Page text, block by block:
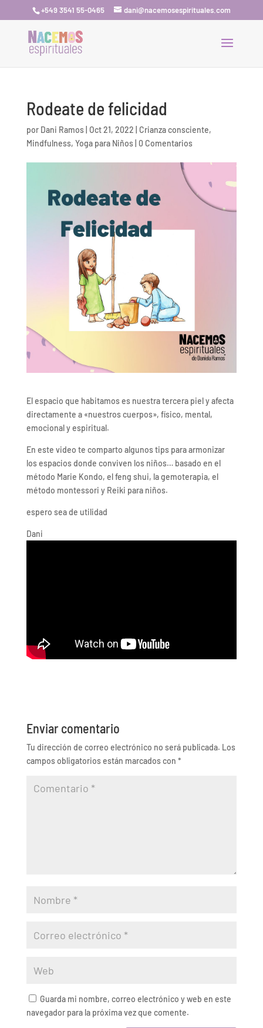
+549 3541 55-0465 dani@nacemosespirituales.com
Rodeate de felicidad
por Dani Ramos| Oct 21, 2022 Crianza consciente,
Mindfulness, Yoga para Niños| 0 Comentarios
El espacio que habitamos es nuestra tercera piel y afecta
directamente a «nuestros cuerpos», físico, mental,
emocional y espiritual.
En este video te comparto algunos tips para armonizar
los espacios donde conviven los niños… basado en el
método Marie Kondo, el feng shui, la gemoterapia, el
método montessori y Reiki para niños.
espero sea de utilidad
Dani
Enviar comentario
Tu dirección de correo electrónico no será publicada. Los
campos obligatorios están marcados con *
Guarda mi nombre, correo electrónico y web en este
navegador para la próxima vez que comente.